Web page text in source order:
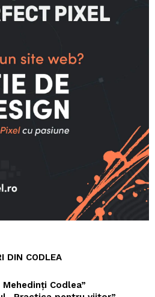
DIN CODLEA
Codlea”